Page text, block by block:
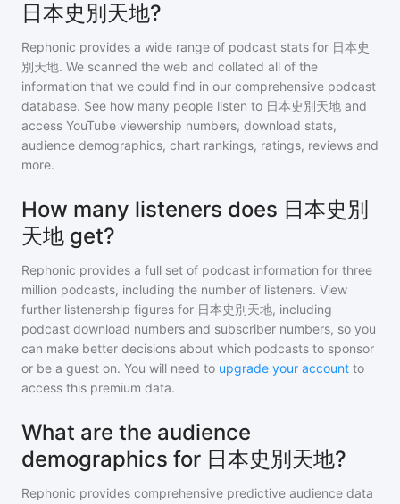
日本史別天地?
Rephonic provides a wide range of podcast stats for 日本史
別天地. We scanned the web and collated all of the
information that we could find in our comprehensive podcast
database. See how many people listen to 日本史別天地 and
access YouTube viewership numbers, download stats,
audience demographics, chart rankings, ratings, reviews and
more.
How many listeners does 日本史別
天地 get?
Rephonic provides a full set of podcast information for three
million podcasts, including the number of listeners. View
further listenership figures for 日本史別天地, including
podcast download numbers and subscriber numbers, so you
can make better decisions about which podcasts to sponsor
or be a guest on. You will need to upgrade your account to
access this premium data.
What are the audience
demographics for 日本史別天地?
Rephonic provides comprehensive predictive audience data